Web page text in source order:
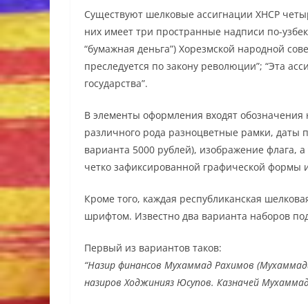
Существуют шелковые ассигнации ХНСР
них имеет три пространные надписи по-
“бумажная деньга”) Хорезмской народной
преследуется по закону революции”; “Эта
государства”.
В элементы оформления входят
различного рода разноцветные рамки, даты
варианта 5000 рублей), изображение флага,
четко зафиксированной графической
Кроме того, каждая республиканская
шрифтом. Известно два варианта наборов
Первый из вариантов таков:
“Назир финансов Мухаммад Рахимов
назиров Ходжинияз Юсупов. Казначей